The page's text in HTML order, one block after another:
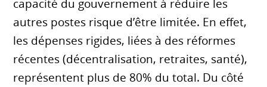
capacité du gouvernement à réduire les
autres postes risque d’être limitée. En effet,
les dépenses rigides, liées à des réformes
récentes (décentralisation, retraites, santé),
représentent plus de 80% du total. Du côté